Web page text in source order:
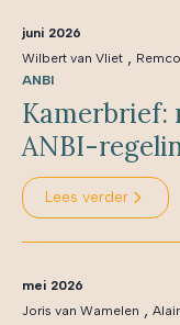
juni 2026
Wilbert van Vliet ,
ANBI
Kamerbrief:
ANBI-
Lees verder
mei 2026
Joris van Wamelen ,